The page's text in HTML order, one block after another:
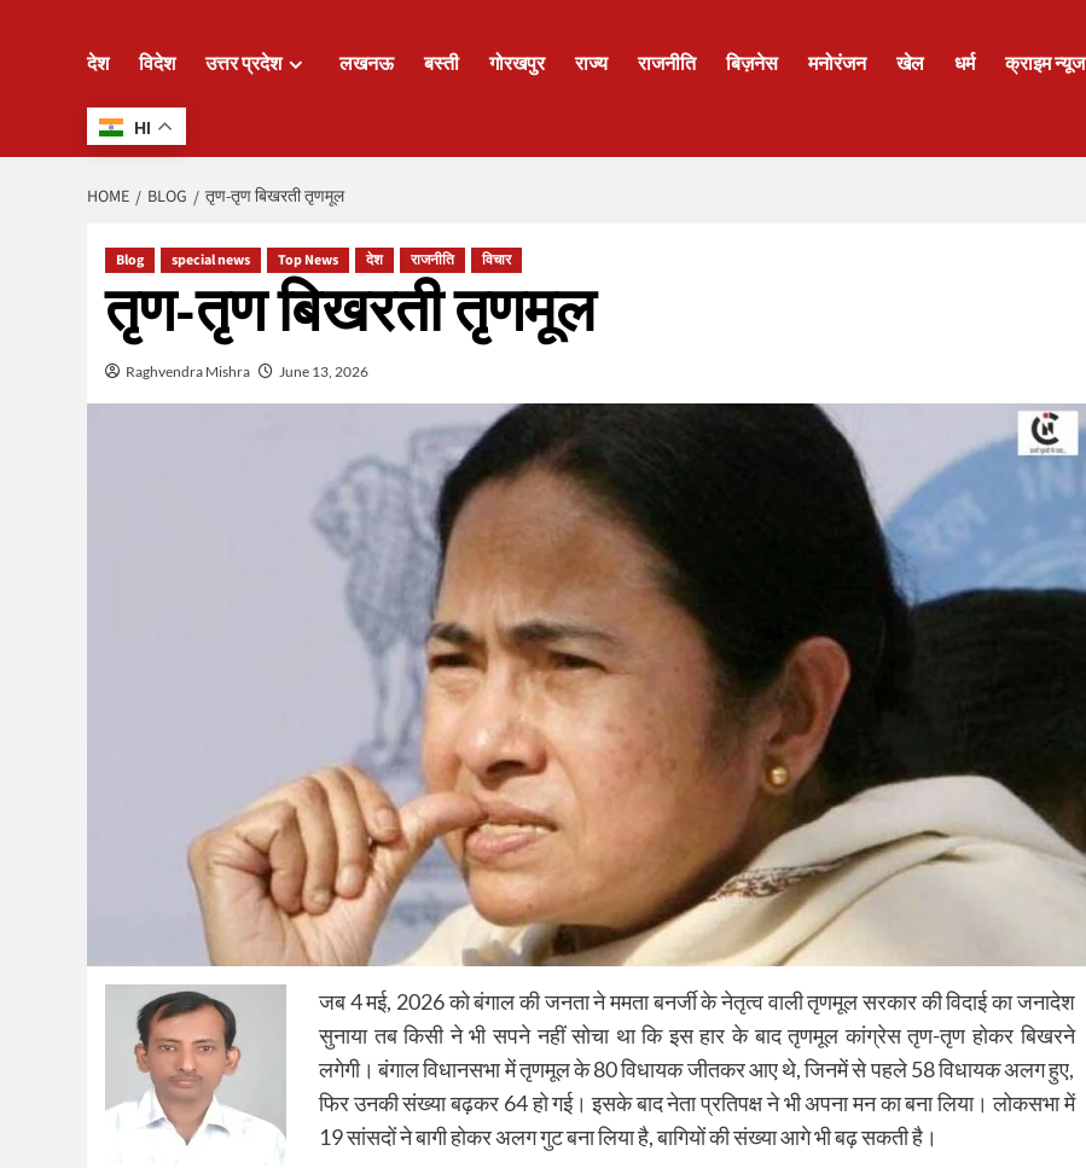
देश विदेश उत्तर प्रदेश लखनऊ बस्ती गोरखपुर राज्य राजनीति बिज़नेस मनोरंजन खेल धर्म क्राइम न्यूज
HI
HOME BLOG तृण-तृण बिखरती तृणमूल
Blog special news Top News देश राजनीति विचार
तृण-तृण बिखरती तृणमूल
Raghvendra Mishra June 13, 2026
जब 4 मई, 2026 को बंगाल की जनता ने ममता बनर्जी के नेतृत्व वाली तृणमूल सरकार की विदाई का जनादेश
सुनाया तब किसी ने भी सपने नहीं सोचा था कि इस हार के बाद तृणमूल कांग्रेस तृण-तृण होकर बिखरने
लगेगी। बंगाल विधानसभा में तृणमूल के 80 विधायक जीतकर आए थे, जिनमें से पहले 58 विधायक अलग हुए,
फिर उनकी संख्या बढ़कर 64 हो गई। इसके बाद नेता प्रतिपक्ष ने भी अपना मन का बना लिया। लोकसभा में
19 सांसदों ने बागी होकर अलग गुट बना लिया है, बागियों की संख्या आगे भी बढ़ सकती है।